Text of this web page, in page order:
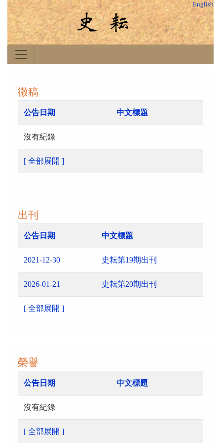
English
徵稿
公告日期 中文標題
沒有紀錄
[ 全部展開 ]
出刊
公告日期 中文標題
2021-12-30 史耘第19期出刊
2026-01-21 史耘第20期出刊
[ 全部展開 ]
榮譽
公告日期 中文標題
沒有紀錄
[ 全部展開 ]